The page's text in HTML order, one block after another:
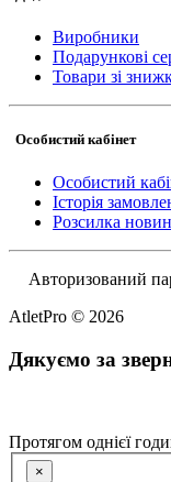
Виробники
Подарункові
Товари зі
Особистий кабінет
Особистий
Історія
Розсилка новин
Авторизований
AtletPro © 2026
Дякуємо за
Протягом однієї
×